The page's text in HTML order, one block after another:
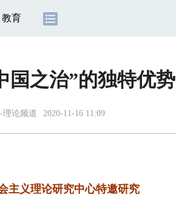
教育
国之治”的独特优势
理论频道 2020-11-16 11:09
义理论研究中心特邀研究